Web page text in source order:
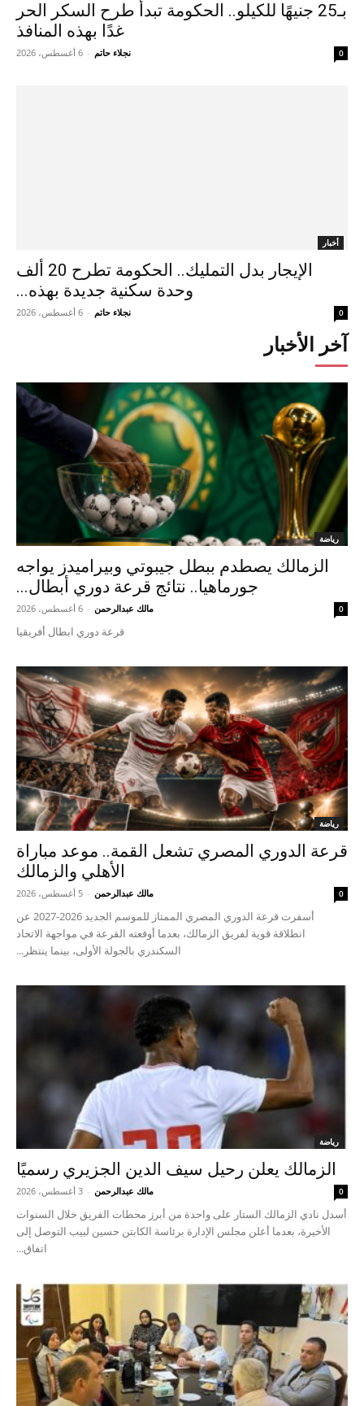
بـ25 جنيهًا للكيلو.. الحكومة تبدأ طرح السكر الحر
غدًا بهذه المنافذ
نجلاء حاتم - 6 أغسطس، 2026 0
أخبار
الإيجار بدل التمليك.. الحكومة تطرح 20 ألف
وحدة سكنية جديدة بهذه...
نجلاء حاتم - 6 أغسطس، 2026 0
آخر الأخبار
رياضة
الزمالك يصطدم ببطل جيبوتي وبيراميدز يواجه
جورماهيا.. نتائج قرعة دوري أبطال...
مالك عبدالرحمن - 6 أغسطس، 2026 0
قرعة دوري ابطال أفريقيا
رياضة
قرعة الدوري المصري تشعل القمة.. موعد مباراة
الأهلي والزمالك
مالك عبدالرحمن - 5 أغسطس، 2026 0
أسفرت قرعة الدوري المصري الممتاز للموسم الجديد 2026-2027 عن
انطلاقة قوية لفريق الزمالك، بعدما أوقعته القرعة في مواجهة الاتحاد
السكندري بالجولة الأولى، بينما ينتظر...
رياضة
الزمالك يعلن رحيل سيف الدين الجزيري رسميًا
مالك عبدالرحمن - 3 أغسطس، 2026 0
أسدل نادي الزمالك الستار على واحدة من أبرز محطات الفريق خلال السنوات
الأخيرة، بعدما أعلن مجلس الإدارة برئاسة الكابتن حسين لبيب التوصل إلى
اتفاق...